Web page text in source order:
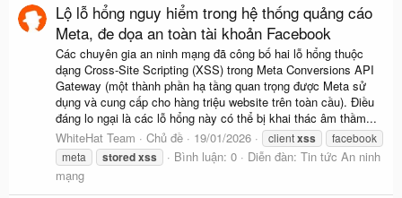
Lộ lỗ hổng nguy hiểm trong hệ thống quảng cáo
Meta, đe dọa an toàn tài khoản Facebook
Các chuyên gia an ninh mạng đã công bố hai lỗ hổng thuộc
dạng Cross-Site Scripting (XSS) trong Meta Conversions API
Gateway (một thành phần hạ tầng quan trọng được Meta sử
dụng và cung cấp cho hàng triệu website trên toàn cầu). Điều
đáng lo ngại là các lỗ hổng này có thể bị khai thác âm thầm...
WhiteHat Team
Chủ đề 19/01/2026 clientxss
facebook
meta
storedxss Bình luận: 0 Diễn đàn: Tin tức An ninh
mạng